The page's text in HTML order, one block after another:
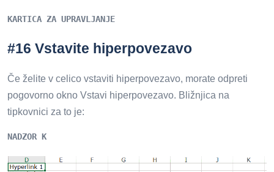
KARTICA ZA UPRAVLJANJE
#16 Vstavite hiperpovezavo
Če želite v celico vstaviti hiperpovezavo, morate odpreti
pogovorno okno Vstavi hiperpovezavo. Bližnjica na
tipkovnici za to je:
NADZOR K